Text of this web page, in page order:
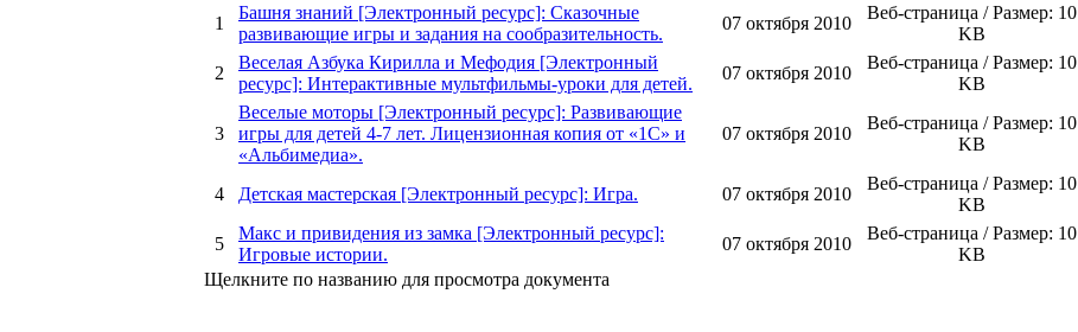
1
Башня знаний [Электронный ресурс]: Сказочные
развивающие игры и задания на сообразительность.
07 октября 2010
Веб-страница / Размер: 10
KB
2
Веселая Азбука Кирилла и Мефодия [Электронный
ресурс]: Интерактивные мультфильмы-уроки для детей.
07 октября 2010
Веб-страница / Размер: 10
KB
3
Веселые моторы [Электронный ресурс]: Развивающие
игры для детей 4-7 лет. Лицензионная копия от «1С» и
«Альбимедиа».
07 октября 2010
Веб-страница / Размер: 10
KB
4 Детская мастерская [Электронный ресурс]: Игра. 07 октября 2010
Веб-страница / Размер: 10
KB
5
Макс и привидения из замка [Электронный ресурс]:
Игровые истории.
07 октября 2010
Веб-страница / Размер: 10
KB
Щелкните по названию для просмотра документа